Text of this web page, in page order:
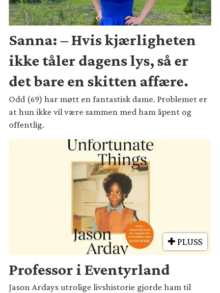
Sanna: – Hvis kjærligheten
ikke tåler dagens lys, så er
det bare en skitten affære.
Odd (69) har møtt en fantastisk dame. Problemet er
at hun ikke vil være sammen med ham åpent og
offentlig.
PLUSS
Professor i Eventyrland
Jason Ardays utrolige livshistorie gjorde ham til